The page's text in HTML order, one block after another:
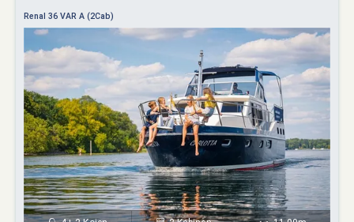
Renal 36 VAR A (2Cab)